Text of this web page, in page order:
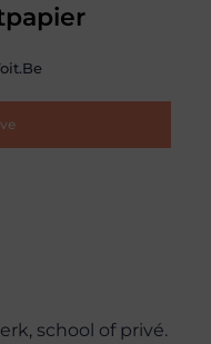
school of privé.